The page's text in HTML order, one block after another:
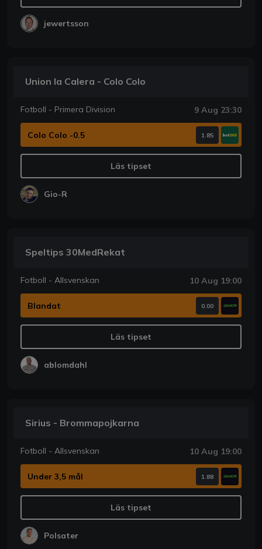
jewertsson
Union la Calera - Colo Colo
Fotboll - Primera Division 9 Aug 23:30
Colo Colo -0.5 1.85
Läs tipset
Gio-R
Speltips 30MedRekat
Fotboll - Allsvenskan 10 Aug 19:00
Blandat 0.00
Läs tipset
ablomdahl
Sirius - Brommapojkarna
Fotboll - Allsvenskan 10 Aug 19:00
Under 3,5 mål 1.88
Läs tipset
Polsater